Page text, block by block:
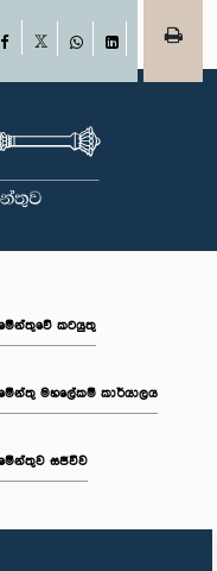
Facebook
WhatsAppLinkedIn
කටයුතු
මහලේකම් කාර්යාලය
සජීවීව